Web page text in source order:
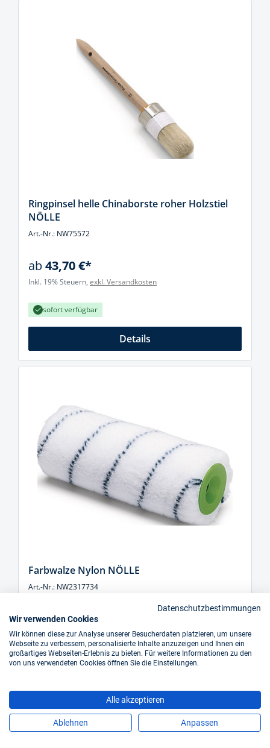
Ringpinsel helle Chinaborste roher Holzstiel
NÖLLE
Art.-Nr.: NW75572
ab43,70 €*
Inkl. 19% Steuern, exkl. Versandkosten
sofort verfügbar
Details
Farbwalze Nylon NÖLLE
Art.-Nr.: NW2317734
ab4,02 €*
Inkl. 19% Steuern,exkl. Versandkosten
sofort verfügbar
Details
Datenschutzbestimmungen
Wir verwenden Cookies
Wir können diese zur Analyse unserer Besucherdaten platzieren, um unsere
Webseite zu verbessern, personalisierte Inhalte anzuzeigen und Ihnen ein
großartiges Webseiten-Erlebnis zu bieten. Für weitere Informationen zu den
von uns verwendeten Cookies öffnen Sie die Einstellungen.
Alle akzeptieren
Ablehnen Anpassen